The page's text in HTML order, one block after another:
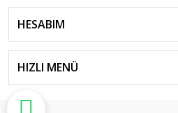
HESABIM
HIZLI MENÜ